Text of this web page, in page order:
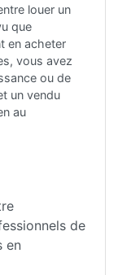
louer un
que
en acheter
vous avez
ou de
un vendu
au
de
en